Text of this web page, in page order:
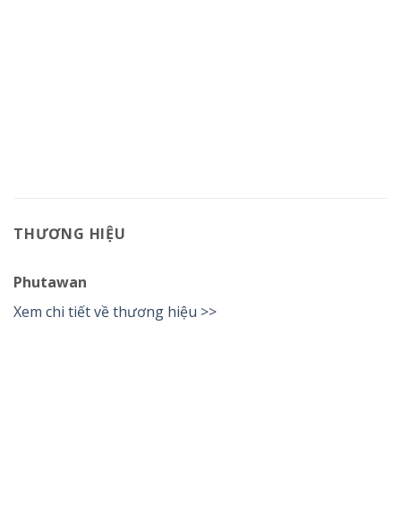
THƯƠNG HIỆU
Phutawan
Xem chi tiết về thương hiệu >>